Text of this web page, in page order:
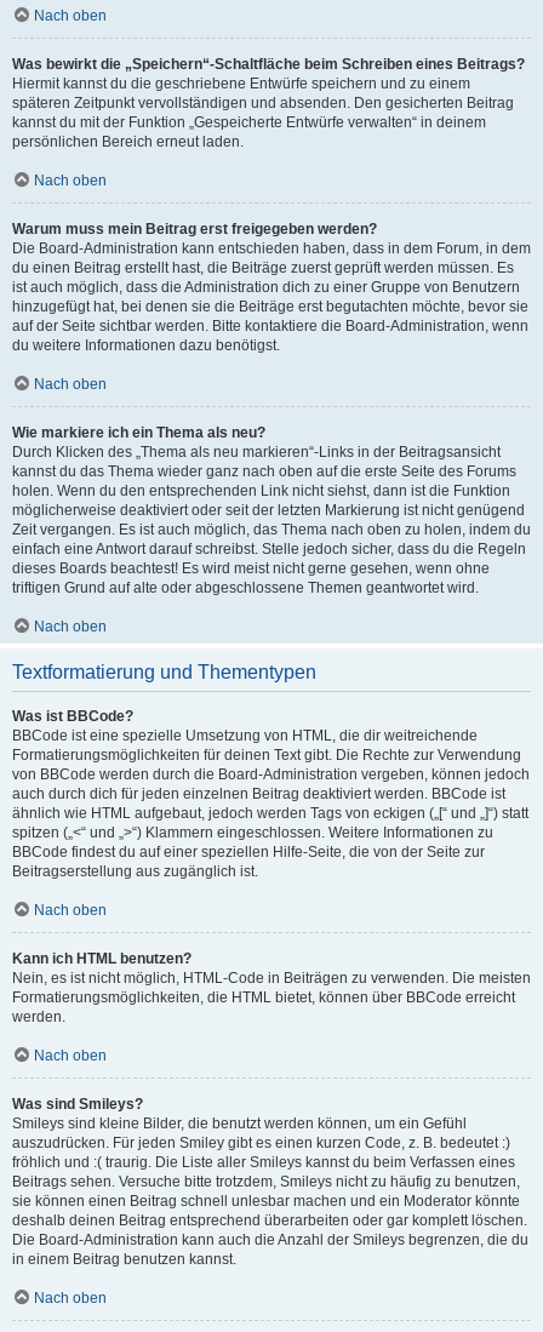
Nach oben
Was bewirkt die „Speichern“-Schaltfläche beim Schreiben eines Beitrags?
Hiermit kannst du die geschriebene Entwürfe speichern und zu einem
späteren Zeitpunkt vervollständigen und absenden. Den gesicherten Beitrag
kannst du mit der Funktion „Gespeicherte Entwürfe verwalten“ in deinem
persönlichen Bereich erneut laden.
Nach oben
Warum muss mein Beitrag erst freigegeben werden?
Die Board-Administration kann entschieden haben, dass in dem Forum, in dem
du einen Beitrag erstellt hast, die Beiträge zuerst geprüft werden müssen. Es
ist auch möglich, dass die Administration dich zu einer Gruppe von Benutzern
hinzugefügt hat, bei denen sie die Beiträge erst begutachten möchte, bevor sie
auf der Seite sichtbar werden. Bitte kontaktiere die Board-Administration, wenn
du weitere Informationen dazu benötigst.
Nach oben
Wie markiere ich ein Thema als neu?
Durch Klicken des „Thema als neu markieren“-Links in der Beitragsansicht
kannst du das Thema wieder ganz nach oben auf die erste Seite des Forums
holen. Wenn du den entsprechenden Link nicht siehst, dann ist die Funktion
möglicherweise deaktiviert oder seit der letzten Markierung ist nicht genügend
Zeit vergangen. Es ist auch möglich, das Thema nach oben zu holen, indem du
einfach eine Antwort darauf schreibst. Stelle jedoch sicher, dass du die Regeln
dieses Boards beachtest! Es wird meist nicht gerne gesehen, wenn ohne
triftigen Grund auf alte oder abgeschlossene Themen geantwortet wird.
Nach oben
Textformatierung und Thementypen
Was ist BBCode?
BBCode ist eine spezielle Umsetzung von HTML, die dir weitreichende
Formatierungsmöglichkeiten für deinen Text gibt. Die Rechte zur Verwendung
von BBCode werden durch die Board-Administration vergeben, können jedoch
auch durch dich für jeden einzelnen Beitrag deaktiviert werden. BBCode ist
ähnlich wie HTML aufgebaut, jedoch werden Tags von eckigen („[“ und „]“) statt
spitzen („<“ und „>“) Klammern eingeschlossen. Weitere Informationen zu
BBCode findest du auf einer speziellen Hilfe-Seite, die von der Seite zur
Beitragserstellung aus zugänglich ist.
Nach oben
Kann ich HTML benutzen?
Nein, es ist nicht möglich, HTML-Code in Beiträgen zu verwenden. Die meisten
Formatierungsmöglichkeiten, die HTML bietet, können über BBCode erreicht
werden.
Nach oben
Was sind Smileys?
Smileys sind kleine Bilder, die benutzt werden können, um ein Gefühl
auszudrücken. Für jeden Smiley gibt es einen kurzen Code, z. B. bedeutet :)
fröhlich und :( traurig. Die Liste aller Smileys kannst du beim Verfassen eines
Beitrags sehen. Versuche bitte trotzdem, Smileys nicht zu häufig zu benutzen,
sie können einen Beitrag schnell unlesbar machen und ein Moderator könnte
deshalb deinen Beitrag entsprechend überarbeiten oder gar komplett löschen.
Die Board-Administration kann auch die Anzahl der Smileys begrenzen, die du
in einem Beitrag benutzen kannst.
Nach oben